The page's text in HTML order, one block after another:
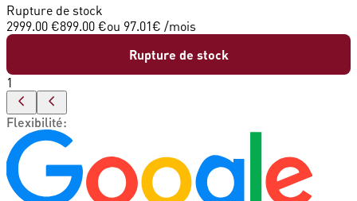
Rupture de stock
2999.00 €899.00 €ou 97.01€ /mois
Rupture de stock
1
Flexibilité: